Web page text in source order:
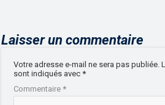
Laisser un commentaire
Votre adresse e-mail ne sera pas publiée.
sont indiqués avec*
Commentaire*